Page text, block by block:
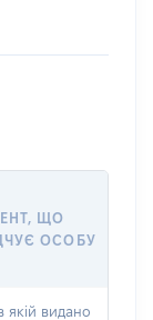
ЩО
ОСОБУ
якій видано